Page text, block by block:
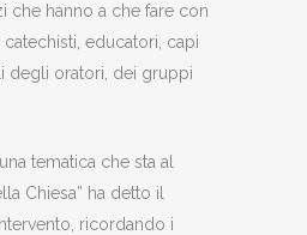
che hanno a che fare con
educatori, capi
degli oratori, dei gruppi
tematica che sta al
Chiesa” ha detto il
ricordando i